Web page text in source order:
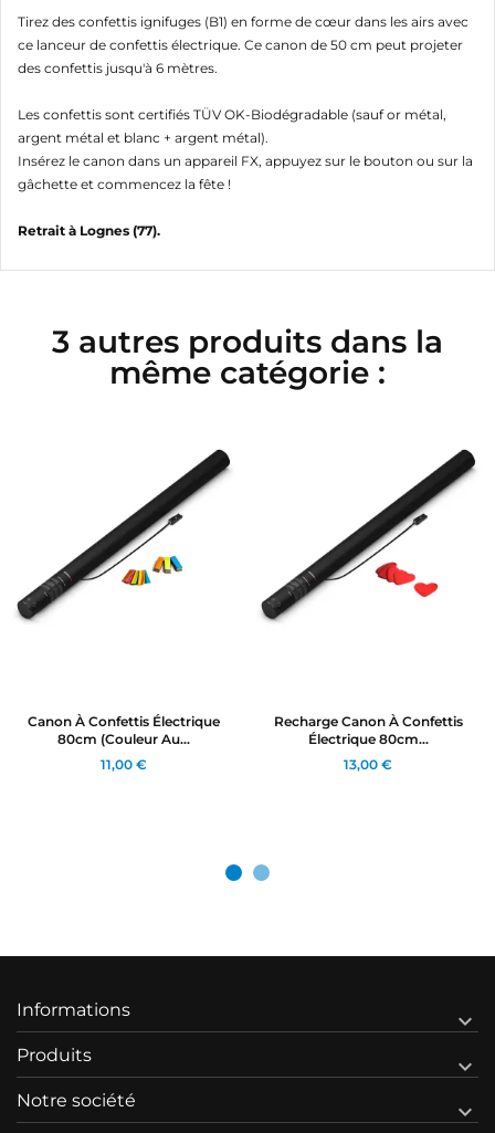
Tirez des confettis ignifuges (B1) en forme de cœur dans les airs avec
ce lanceur de confettis électrique. Ce canon de 50 cm peut projeter
des confettis jusqu'à 6 mètres.
Les confettis sont certifiés TÜV OK-Biodégradable (sauf or métal,
argent métal et blanc + argent métal).
Insérez le canon dans un appareil FX, appuyez sur le bouton ou sur la
gâchette et commencez la fête !
Retrait à Lognes (77).
3 autres produits dans la
même catégorie :
Canon À Confettis Électrique
80cm (couleur Au...
11,00 €
Recharge Canon À Confettis
Électrique 80cm...
13,00 €
Informations 
Produits 
Notre société 